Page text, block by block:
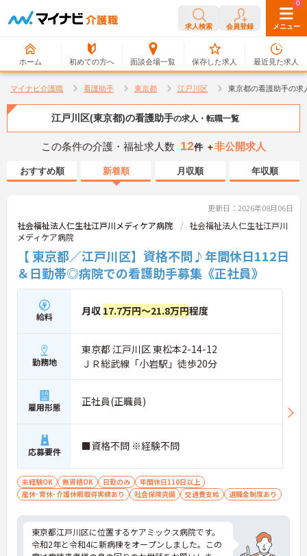
求人検索 会員登録 メニュー
ホーム 初めての方へ 面談会場一覧
0
保存した求人
0
最近見た求人
マイナビ介護職 看護助手 東京都 江戸川区 東京都の看護助手の求
江戸川区(東京都)の看護助手の求人・転職一覧
この条件の介護・福祉求人数 12件 ＋非公開求人
おすすめ順 新着順 月収順 年収順
更新日：2026年08月06日
社会福祉法人仁生社江戸川メディケア病院
社会福祉法人仁生社江戸川
メディケア病院
【 東京都／江戸川区】資格不問♪年間休日112日
＆日勤帯◎病院での看護助手募集《正社員》
給料 月収 17.7万円～21.8万円程度
勤務地
東京都 江戸川区 東松本2-14-12
ＪＲ総武線「小岩駅」徒歩20分
雇用形態 正社員(正職員)
応募要件 ■資格不問 ※経験不問
未経験OK 無資格OK 日勤のみ
年間休日110日以上
産休･育休･介護休暇取得実績あり
社会保険完備 交通費支給 退職金制度あり
東京都江戸川区に位置するケアミックス病院です。
令和2年と令和4に新病棟をオープンしました。この